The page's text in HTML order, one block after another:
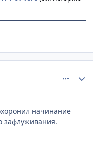
начинание
зафлуживания.